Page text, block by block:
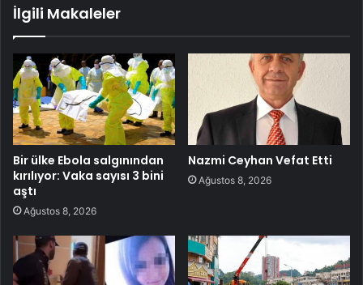
İlgili Makaleler
Bir ülke Ebola salgınından
kırılıyor: Vaka sayısı 3 bini
aştı
Ağustos 8, 2026
Nazmi Ceyhan Vefat Etti
Ağustos 8, 2026